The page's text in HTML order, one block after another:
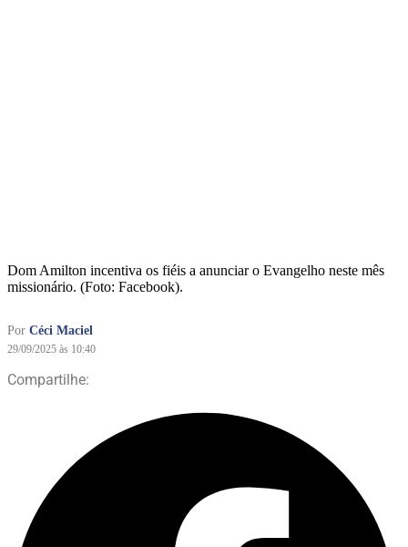
Dom Amilton incentiva os fiéis a anunciar o Evangelho neste mês
missionário. (Foto: Facebook).
Por Céci Maciel
29/09/2025 às 10:40
Compartilhe: